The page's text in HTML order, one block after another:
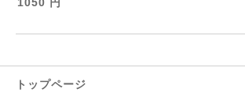
トップページ